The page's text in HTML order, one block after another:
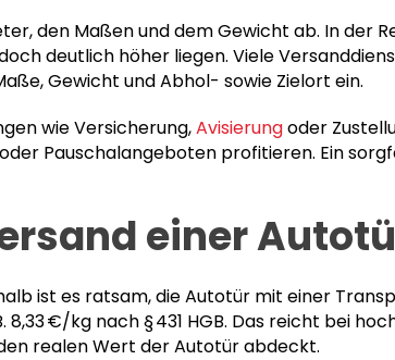
den Maßen und dem Gewicht ab. In der
deutlich höher liegen. Viele
Gewicht und Abhol- sowie Zielort ein.
wie Versicherung,Avisierungoder
Pauschalangeboten profitieren. Ein
einer
ist es ratsam, die Autotür mit einer
€/kg nach § 431 HGB. Das reicht bei
realen Wert der Autotür abdeckt.